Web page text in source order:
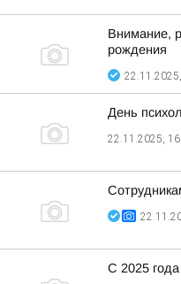
Внимание,
рождения
День
22.11.2025,
С 2025